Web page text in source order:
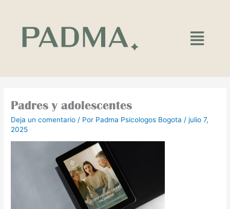
contenido
Main
Menu
Padres y adolescentes
Deja un comentario / Por Padma Psicologos Bogota /julio 7,
2025